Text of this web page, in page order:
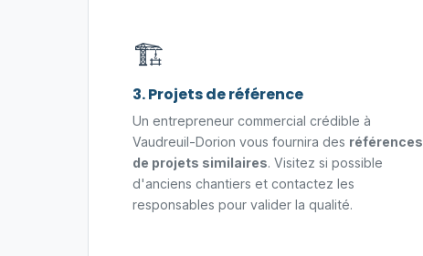
🏗️
3. Projets de référence
Un entrepreneur commercial crédible à
Vaudreuil-Dorion vous fournira des références
de projets similaires. Visitez si possible
d'anciens chantiers et contactez les
responsables pour valider la qualité.